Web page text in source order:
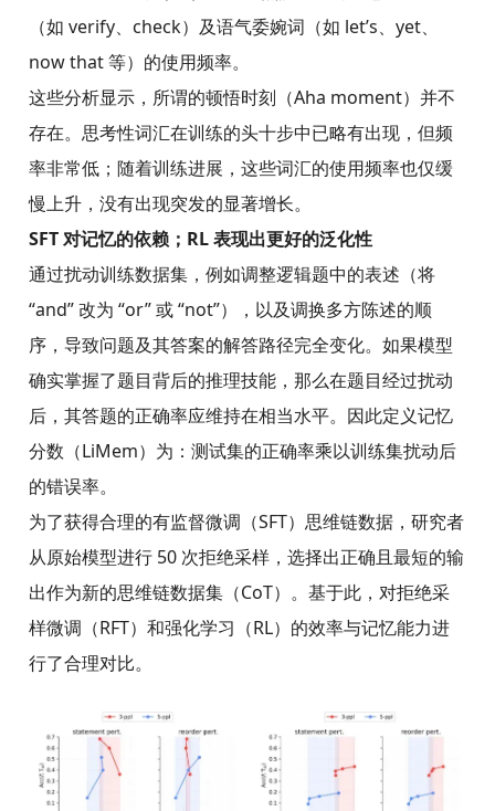
（如 verify、check）及语气委婉词（如 let’s、yet、
now that 等）的使用频率。
这些分析显示，所谓的顿悟时刻（Aha moment）并不
存在。思考性词汇在训练的头十步中已略有出现，但频
率非常低；随着训练进展，这些词汇的使用频率也仅缓
慢上升，没有出现突发的显著增长。
SFT 对记忆的依赖；RL 表现出更好的泛化性
通过扰动训练数据集，例如调整逻辑题中的表述（将
“and” 改为 “or” 或 “not”），以及调换多方陈述的顺
序，导致问题及其答案的解答路径完全变化。如果模型
确实掌握了题目背后的推理技能，那么在题目经过扰动
后，其答题的正确率应维持在相当水平。因此定义记忆
分数（LiMem）为：测试集的正确率乘以训练集扰动后
的错误率。
为了获得合理的有监督微调（SFT）思维链数据，研究者
从原始模型进行 50 次拒绝采样，选择出正确且最短的输
出作为新的思维链数据集（CoT）。基于此，对拒绝采
样微调（RFT）和强化学习（RL）的效率与记忆能力进
行了合理对比。